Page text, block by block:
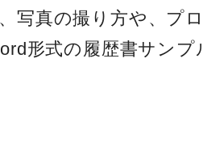
写真の撮り方や、プ
形式の履歴書サン